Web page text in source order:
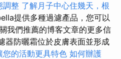
調整 了解月子中心住幾天，根
提供多種過濾產品，您可以
我們推薦的博客文章的更多信
器防曬霜位於皮膚表面並形成
您的活動更具特色 如何辦護